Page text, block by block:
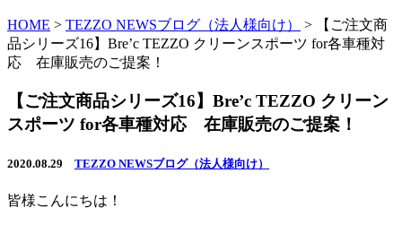
HOME > TEZZO NEWSブログ（法人様向け） >
【ご注文商
品シリーズ16】Bre’c TEZZO クリーンスポーツ for各車種対
応 在庫販売のご提案！
【ご注文商品シリーズ16】Bre’c TEZZO クリーン
スポーツ for各車種対応 在庫販売のご提案！
2020.08.29 TEZZO NEWSブログ（法人様向け）
皆様こんにちは！